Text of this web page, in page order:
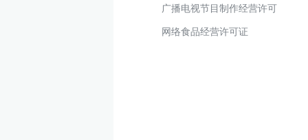
广播电视节目制作经营许可
网络食品经营许可证